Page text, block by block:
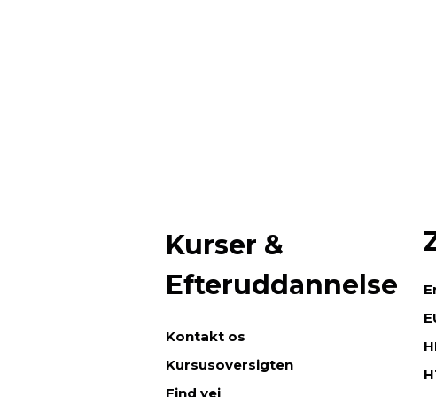
Kurser &
Efteruddannelse
Kontakt os
Kursusoversigten
Find vej